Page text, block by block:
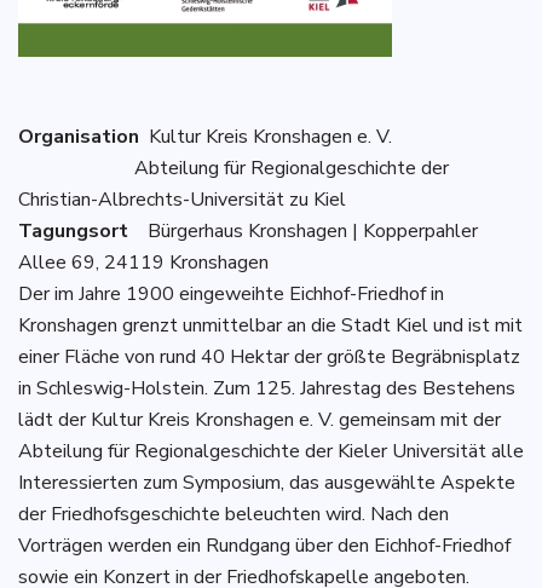
Organisation Kultur Kreis Kronshagen e. V.
Abteilung für Regionalgeschichte der
Christian-Albrechts-Universität zu Kiel
Tagungsort Bürgerhaus Kronshagen | Kopperpahler
Allee 69, 24119 Kronshagen
Der im Jahre 1900 eingeweihte Eichhof-Friedhof in
Kronshagen grenzt unmittelbar an die Stadt Kiel und ist mit
einer Fläche von rund 40 Hektar der größte Begräbnisplatz
in Schleswig-Holstein. Zum 125. Jahrestag des Bestehens
lädt der Kultur Kreis Kronshagen e. V. gemeinsam mit der
Abteilung für Regionalgeschichte der Kieler Universität alle
Interessierten zum Symposium, das ausgewählte Aspekte
der Friedhofsgeschichte beleuchten wird. Nach den
Vorträgen werden ein Rundgang über den Eichhof-Friedhof
sowie ein Konzert in der Friedhofskapelle angeboten.